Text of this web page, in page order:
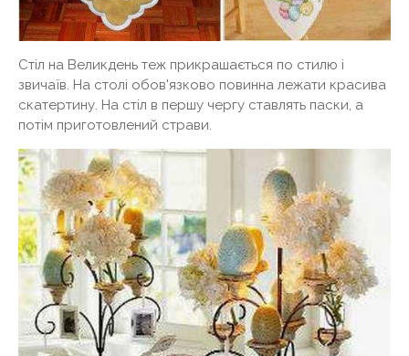
Стіл на Великдень теж прикрашається по стилю і
звичаїв. На столі обов'язково повинна лежати красива
скатертину. На стіл в першу чергу ставлять паски, а
потім приготовлений страви.